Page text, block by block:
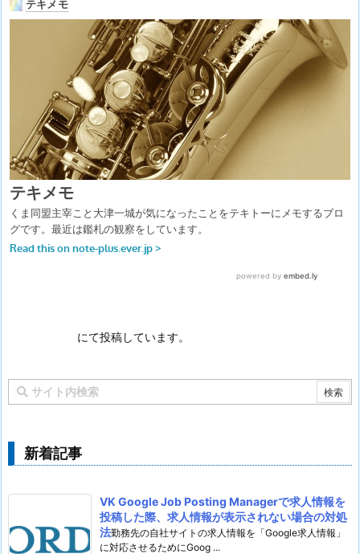
にて投稿しています。
新着記事
VK Google Job Posting Managerで求人情報を
投稿した際、求人情報が表示されない場合の対処
法勤務先の自社サイトの求人情報を「Google求人情報」
に対応させるためにGoog ...